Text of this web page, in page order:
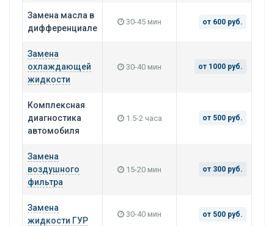
Замена масла в
дифференциале
30-45 мин от 600 руб.
Замена
охлаждающей
жидкости
30-40 мин от 1000 руб.
Комплексная
диагностика
автомобиля
1.5-2 часа от 500 руб.
Замена
воздушного
фильтра
15-20 мин от 300 руб.
Замена
жидкости ГУР
30-40 мин от 500 руб.